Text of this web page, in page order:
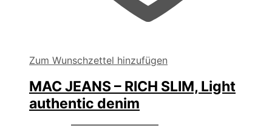
Zum Wunschzettel hinzufügen
MAC JEANS – RICH SLIM, Light
authentic denim